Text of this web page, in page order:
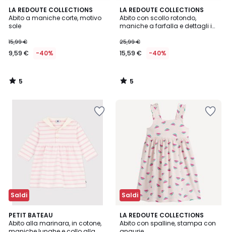
LA REDOUTE COLLECTIONS
Abito a maniche corte, motivo
sole
15,99 €
9,59 € -40%
5
/
5
5
/
LA REDOUTE COLLECTIONS
Abito con scollo rotondo,
maniche a farfalla e dettagli in
25,99 €
15,59 € -40%
5
/
5
5
/
Saldi
PETIT BATEAU
Abito alla marinara, in cotone,
Saldi
LA REDOUTE COLLECTIONS
Abito con spalline, stampa con
4,7
/ 5